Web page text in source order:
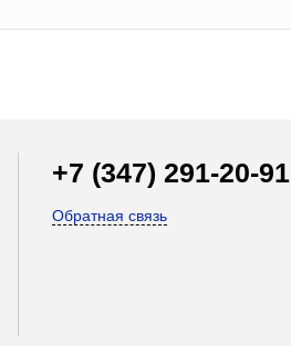
+7 (347) 291-20-91
Обратная связь